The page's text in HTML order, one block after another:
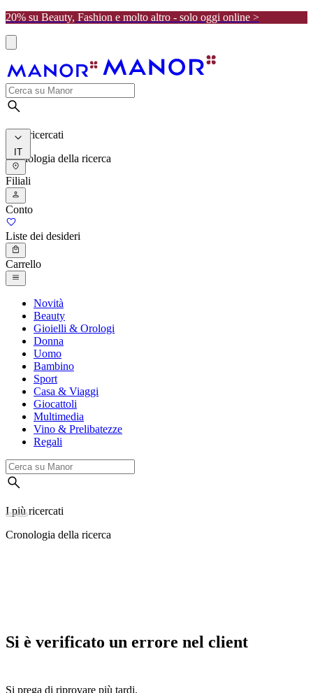
20% su Beauty, Fashion e molto altro - solo oggi online >
I più ricercati
Cronologia della ricerca
IT
Filiali
Conto
Liste dei desideri
Carrello
Novità
Beauty
Gioielli & Orologi
Donna
Uomo
Bambino
Sport
Casa & Viaggi
Giocattoli
Multimedia
Vino & Prelibatezze
Regali
I più ricercati
Cronologia della ricerca
Si è verificato un errore nel client
Si prega di riprovare più tardi.